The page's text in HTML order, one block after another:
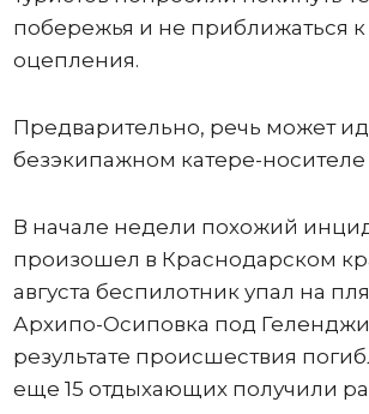
побережья и не приближаться к
оцепления.
Предварительно, речь может
безэкипажном катере-носителе
В начале недели похожий
произошел в Краснодарском
августа беспилотник упал на
Архипо-Осиповка под
результате происшествия
еще 15 отдыхающих получили